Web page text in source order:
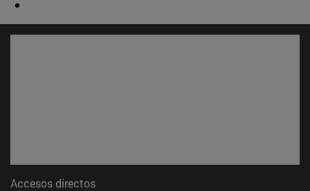
Accesos directos